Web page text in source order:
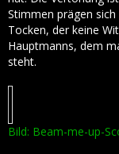
Stimmen prägen
Tocken, der keine
Hauptmanns, dem
steht.
Bild: Beam-me-up-